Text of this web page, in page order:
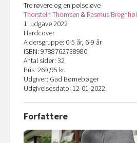
Tre røvere og en pølseløve
Thorstein Thomsen & Rasmus Bregnhøi
1. udgave 2022
Hardcover
Aldersgruppe: 0-5 år, 6-9 år
ISBN: 9788762738980
Antal sider: 32
Pris: 269,95 kr.
Udgiver: Gad Børnebøger
Udgivelsesdato: 12-01-2022
Forfattere